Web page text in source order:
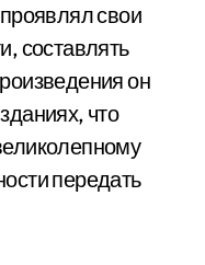
свои
составлять
он
что
передать